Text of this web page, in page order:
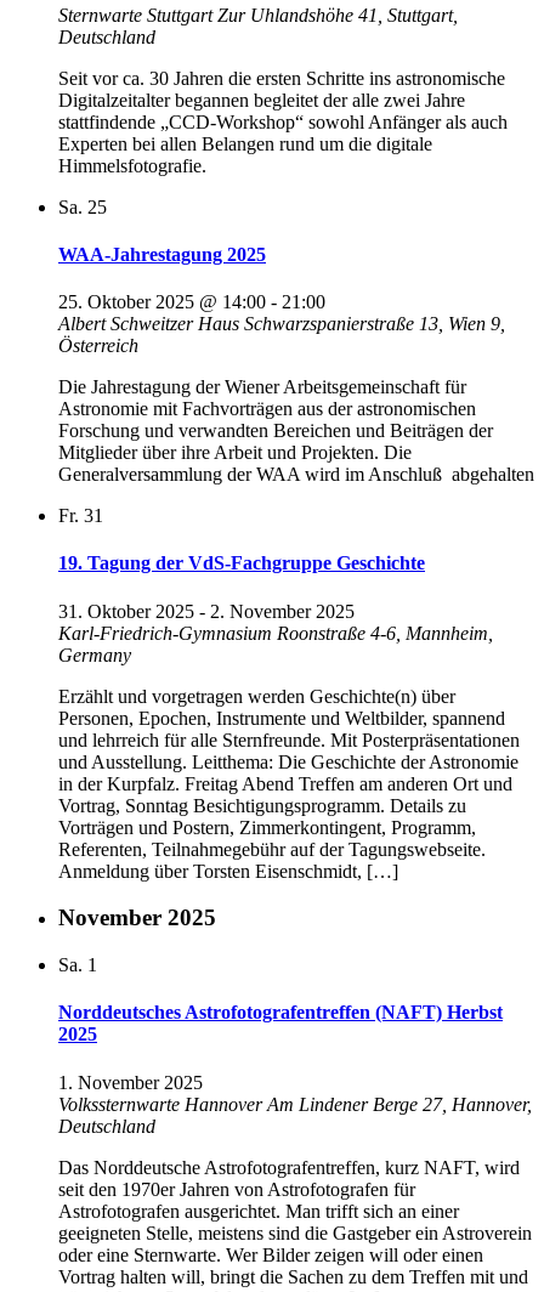
Sternwarte StuttgartZur Uhlandshöhe 41, Stuttgart,
Deutschland
Seit vor ca. 30 Jahren die ersten Schritte ins astronomische
Digitalzeitalter begannen begleitet der alle zwei Jahre
stattfindende „CCD-Workshop“ sowohl Anfänger als auch
Experten bei allen Belangen rund um die digitale
Himmelsfotografie.
Sa. 25
WAA-Jahrestagung 2025
25. Oktober 2025 @ 14:00 - 21:00
Albert Schweitzer Haus Schwarzspanierstraße 13, Wien 9,
Österreich
Die Jahrestagung der Wiener Arbeitsgemeinschaft für
Astronomie mit Fachvorträgen aus der astronomischen
Forschung und verwandten Bereichen und Beiträgen der
Mitglieder über ihre Arbeit und Projekten. Die
Generalversammlung der WAA wird im Anschluß abgehalten
Fr. 31
19. Tagung der VdS-Fachgruppe Geschichte
31. Oktober 2025 - 2. November 2025
Karl-Friedrich-Gymnasium Roonstraße 4-6, Mannheim,
Germany
Erzählt und vorgetragen werden Geschichte(n) über
Personen, Epochen, Instrumente und Weltbilder, spannend
und lehrreich für alle Sternfreunde. Mit Posterpräsentationen
und Ausstellung. Leitthema: Die Geschichte der Astronomie
in der Kurpfalz. Freitag Abend Treffen am anderen Ort und
Vortrag, Sonntag Besichtigungsprogramm. Details zu
Vorträgen und Postern, Zimmerkontingent, Programm,
Referenten, Teilnahmegebühr auf der Tagungswebseite.
Anmeldung über Torsten Eisenschmidt, […]
November 2025
Sa. 1
Norddeutsches Astrofotografentreffen (NAFT) Herbst
2025
1. November 2025
Volkssternwarte HannoverAm Lindener Berge 27, Hannover,
Deutschland
Das Norddeutsche Astrofotografentreffen, kurz NAFT, wird
seit den 1970er Jahren von Astrofotografen für
Astrofotografen ausgerichtet. Man trifft sich an einer
geeigneten Stelle, meistens sind die Gastgeber ein Astroverein
oder eine Sternwarte. Wer Bilder zeigen will oder einen
Vortrag halten will, bringt die Sachen zu dem Treffen mit und